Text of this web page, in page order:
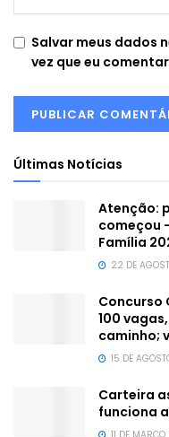
Salvar meus dados
vez que eu
Últimas Notícias
Atenção:
começou
Família
22 DE
Concurso
100
caminho;
15 DE
Carteira
funciona